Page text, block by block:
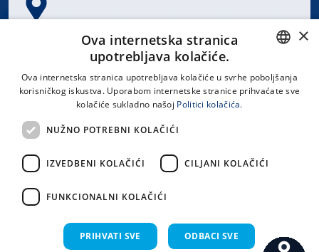
Spinčićeva 1, 21000 Split
LINKOVI
Uvjeti korištenja
CROATIAN
×
Ova internetska stranica
upotrebljava kolačiće.
Ova internetska stranica upotrebljava kolačiće u svrhe poboljšanja
korisničkog iskustva. Uporabom internetske stranice prihvaćate sve
kolačiće sukladno našoj Politici kolačića.
NUŽNO POTREBNI KOLAČIĆI
IZVEDBENI KOLAČIĆI CILJANI KOLAČIĆI
FUNKCIONALNI KOLAČIĆI
PRIHVATI SVE ODBACI SVE